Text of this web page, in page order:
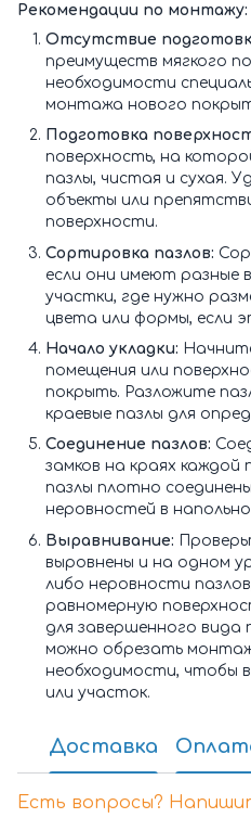
Рекомендации по монтажу:
Отсутствие
преимуществ мягкого
необходимости
монтажа нового
Подготовка
поверхность, на
пазлы, чистая и сухая.
объекты или
поверхности.
Сортировка пазлов:
если они имеют
участки, где нужно
цвета или формы, если
Начало укладки:
помещения или
покрыть. Разложите
краевые пазлы для
Соединение пазлов:
замков на краях каждой
пазлы плотно
неровностей в
Выравнивание:
выровнены и на одном
либо неровности
равномерную
для завершенного
можно обрезать
необходимости, чтобы
или участок.
Доставка
Есть вопросы?